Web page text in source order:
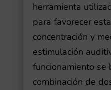
herramienta
para favorecer
concentración y
estimulación
funcionamiento se
combinación de